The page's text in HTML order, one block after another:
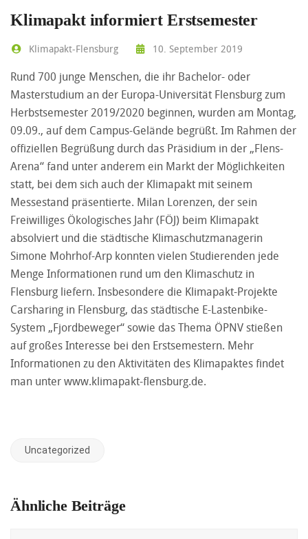
Klimapakt informiert Erstsemester
Klimapakt-Flensburg 10. September 2019
Rund 700 junge Menschen, die ihr Bachelor- oder
Masterstudium an der Europa-Universität Flensburg zum
Herbstsemester 2019/2020 beginnen, wurden am Montag,
09.09., auf dem Campus-Gelände begrüßt. Im Rahmen der
offiziellen Begrüßung durch das Präsidium in der „Flens-
Arena“ fand unter anderem ein Markt der Möglichkeiten
statt, bei dem sich auch der Klimapakt mit seinem
Messestand präsentierte. Milan Lorenzen, der sein
Freiwilliges Ökologisches Jahr (FÖJ) beim Klimapakt
absolviert und die städtische Klimaschutzmanagerin
Simone Mohrhof-Arp konnten vielen Studierenden jede
Menge Informationen rund um den Klimaschutz in
Flensburg liefern. Insbesondere die Klimapakt-Projekte
Carsharing in Flensburg, das städtische E-Lastenbike-
System „Fjordbeweger“ sowie das Thema ÖPNV stießen
auf großes Interesse bei den Erstsemestern. Mehr
Informationen zu den Aktivitäten des Klimapaktes findet
man unterwww.klimapakt-flensburg.de.
Uncategorized
Ähnliche Beiträge